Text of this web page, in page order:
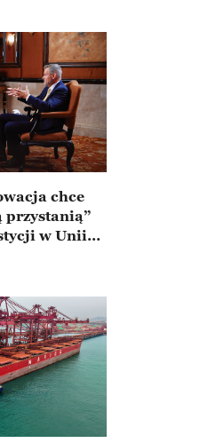
chce
przystanią”
w Unii